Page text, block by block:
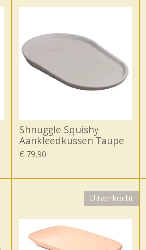
Shnuggle Squishy
Aankleedkussen Taupe
€ 79,90
Uitverkocht